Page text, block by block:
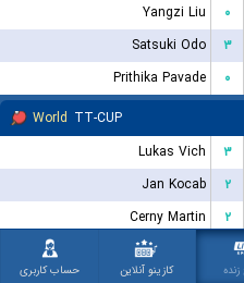
Yangzi Liu
۰
Satsuki Odo
۳
Prithika Pavade
۰
World TT-CUP
Lukas Vich
۳
Jan Kocab
۲
Cerny Martin
۲
Szymon Radlo
زنده کازینو آنلاین حساب کاربری